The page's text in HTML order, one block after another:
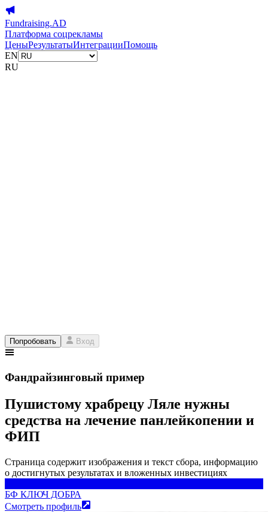
Fundraising.AD
Платформа соцрекламы
ЦеныРезультатыИнтеграцииПомощь
EN
RU
Попробовать Вход
Фандрайзинговый пример
Пушистому храбрецу Ляле нужны
средства на лечение панлейкопении и
ФИП
Страница содержит изображения и текст сбора, информацию
о достигнутых результатах и вложенных инвестициях
БФ КЛЮЧ ДОБРА
Смотреть профиль